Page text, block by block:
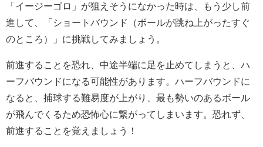
「イージーゴロ」が狙えそうになかった時は、もう少し前
進して、「ショートバウンド（ボールが跳ね上がったすぐ
のところ）」に挑戦してみましょう。
前進することを恐れ、中途半端に足を止めてしまうと、ハ
ーフバウンドになる可能性があります。ハーフバウンドに
なると、捕球する難易度が上がり、最も勢いのあるボール
が飛んでくるため恐怖心に繋がってしまいます。恐れず、
前進することを覚えましょう！